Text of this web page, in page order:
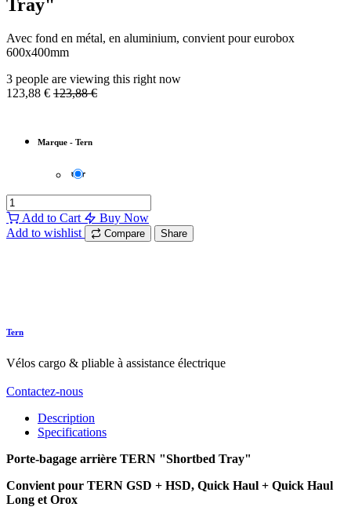
Tray"
Avec fond en métal, en aluminium, convient pour eurobox
600x400mm
3 people are viewing this right now
123,88 € 123,88€
Marque - Tern
Add to Cart
Buy Now
Add to wishlist
Compare Share
Tern
Vélos cargo & pliable à assistance électrique
Contactez-nous
Description
Specifications
Porte-bagage arrière TERN "Shortbed Tray"
Convient pour TERN GSD + HSD, Quick Haul + Quick Haul
Long et Orox